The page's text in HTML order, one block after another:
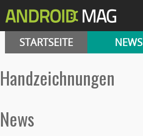
STARTSEITE NEWS
Handzeichnungen
News